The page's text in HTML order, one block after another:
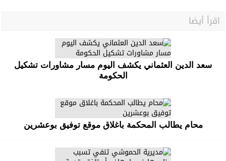
اقرأ أيضا
سعد الدين العثماني يكشف اليوم مسار مشاورات تشكيل
الحكومة
محام يطالب المحكمة باغلاق موقع توفيق بوعشرين